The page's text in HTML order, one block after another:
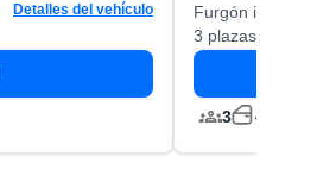
Detalles del vehículo
Furgón industrial
3 plazas, uso
3 4